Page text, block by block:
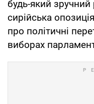
будь-який
сирійська
про політичні
виборах